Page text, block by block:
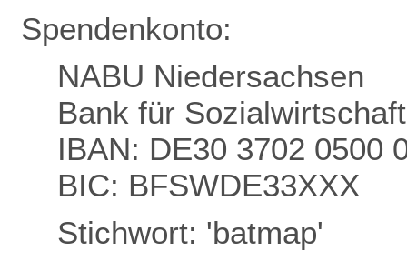
Spendenkonto:
NABU Niedersachsen
Bank für
IBAN: DE30 3702 0500
BIC: BFSWDE33XXX
Stichwort: 'batmap'